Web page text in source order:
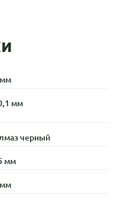
мм
черный
мм